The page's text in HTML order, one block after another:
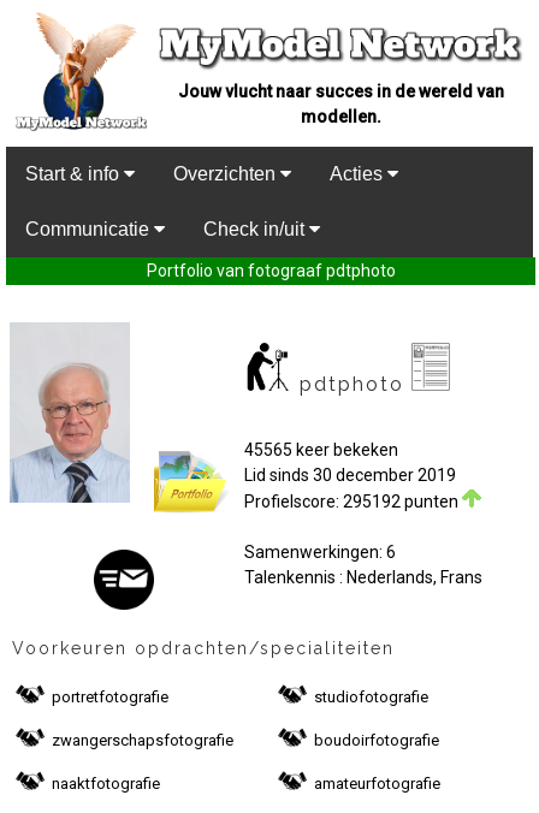
Jouw vlucht naar succes in de wereld van
modellen.
Start & info Overzichten Acties
Communicatie Check in/uit
Portfolio van fotograaf pdtphoto
pdtphoto
45565 keer bekeken
Lid sinds 30 december 2019
Profielscore: 295192 punten
Samenwerkingen: 6
Talenkennis : Nederlands, Frans
Voorkeuren opdrachten/specialiteiten
portretfotografie studiofotografie
zwangerschapsfotografie boudoirfotografie
naaktfotografie amateurfotografie